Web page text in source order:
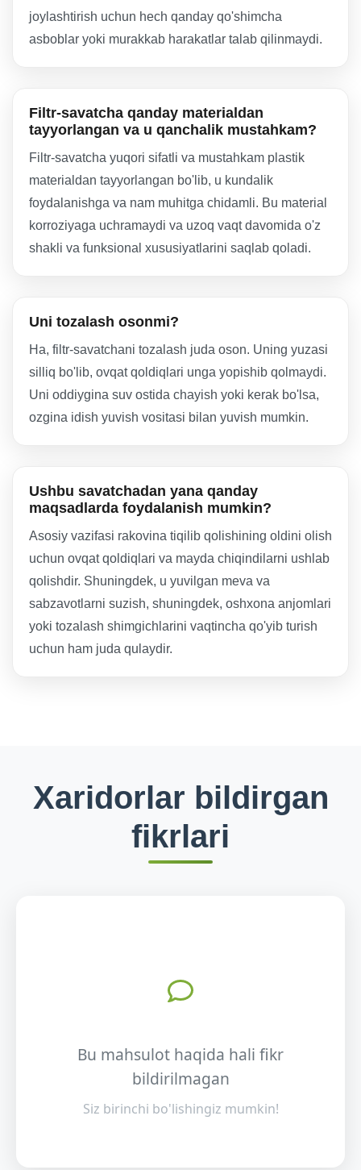
joylashtirish uchun hech qanday qo'shimcha
asboblar yoki murakkab harakatlar talab qilinmaydi.
Filtr-savatcha qanday materialdan
tayyorlangan va u qanchalik mustahkam?
Filtr-savatcha yuqori sifatli va mustahkam plastik
materialdan tayyorlangan bo'lib, u kundalik
foydalanishga va nam muhitga chidamli. Bu material
korroziyaga uchramaydi va uzoq vaqt davomida o'z
shakli va funksional xususiyatlarini saqlab qoladi.
Uni tozalash osonmi?
Ha, filtr-savatchani tozalash juda oson. Uning yuzasi
silliq bo'lib, ovqat qoldiqlari unga yopishib qolmaydi.
Uni oddiygina suv ostida chayish yoki kerak bo'lsa,
ozgina idish yuvish vositasi bilan yuvish mumkin.
Ushbu savatchadan yana qanday
maqsadlarda foydalanish mumkin?
Asosiy vazifasi rakovina tiqilib qolishining oldini olish
uchun ovqat qoldiqlari va mayda chiqindilarni ushlab
qolishdir. Shuningdek, u yuvilgan meva va
sabzavotlarni suzish, shuningdek, oshxona anjomlari
yoki tozalash shimgichlarini vaqtincha qo'yib turish
uchun ham juda qulaydir.
Xaridorlar bildirgan
fikrlari
Bu mahsulot haqida hali fikr
bildirilmagan
Siz birinchi bo'lishingiz mumkin!